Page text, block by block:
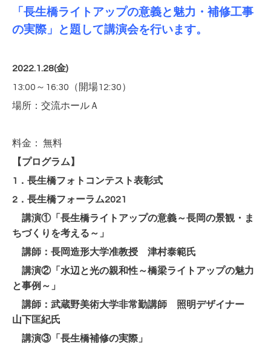
「長生橋ライトアップの意義と魅力・補修工事
の実際」と題して講演会を行います。
2022.1.28(金)
13:00～16:30（開場12:30）
場所：交流ホールＡ
料金： 無料
【プログラム】
1．長生橋フォトコンテスト表彰式
2．長生橋フォーラム2021
講演①「長生橋ライトアップの意義～長岡の景観・ま
ちづくりを考える～」
講師：長岡造形大学准教授 津村泰範氏
講演②「水辺と光の親和性～橋梁ライトアップの魅力
と事例～」
講師：武蔵野美術大学非常勤講師 照明デザイナー
山下匡紀氏
講演③「長生橋補修の実際」